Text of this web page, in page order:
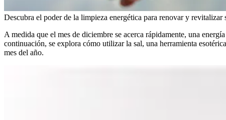
Descubra el poder de la limpieza energética para renovar y revitalizar
A medida que el mes de diciembre se acerca rápidamente, una
continuación, se explora cómo utilizar la sal, una herramienta
mes del año.